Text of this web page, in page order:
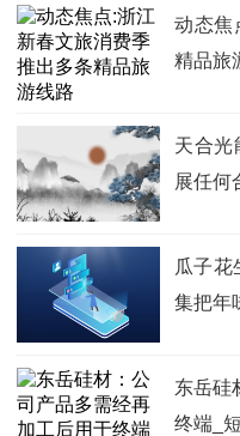
动态焦
精品旅
天合光
展任何
瓜子花
集把年
东岳硅
终端_